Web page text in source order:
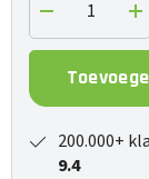
Verlaag
de
hoeveelheid
voor
Golden
Jack)
de
200.000+
9.4